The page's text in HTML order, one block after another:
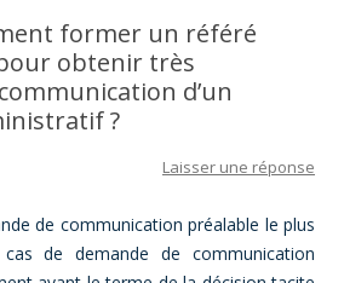
former un référé
obtenir très
d’un
?
Laisser une réponse
de communication préalable le plus
de demande de communication